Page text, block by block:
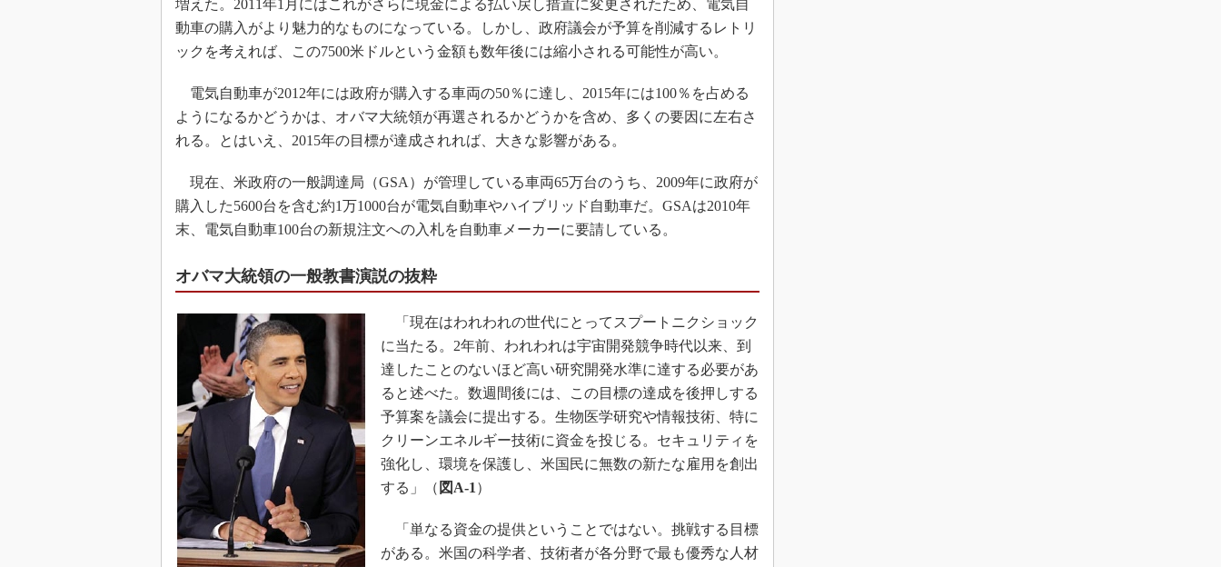
増えた。2011年1月にはこれがさらに現金による払い戻し措置に変更されたため、電気自
動車の購入がより魅力的なものになっている。しかし、政府議会が予算を削減するレトリ
ックを考えれば、この7500米ドルという金額も数年後には縮小される可能性が高い。
電気自動車が2012年には政府が購入する車両の50％に達し、2015年には100％を占める
ようになるかどうかは、オバマ大統領が再選されるかどうかを含め、多くの要因に左右さ
れる。とはいえ、2015年の目標が達成されれば、大きな影響がある。
現在、米政府の一般調達局（GSA）が管理している車両65万台のうち、2009年に政府が
購入した5600台を含む約1万1000台が電気自動車やハイブリッド自動車だ。GSAは2010年
末、電気自動車100台の新規注文への入札を自動車メーカーに要請している。
オバマ大統領の一般教書演説の抜粋
「現在はわれわれの世代にとってスプートニクショック
に当たる。2年前、われわれは宇宙開発競争時代以来、到
達したことのないほど高い研究開発水準に達する必要があ
ると述べた。数週間後には、この目標の達成を後押しする
予算案を議会に提出する。生物医学研究や情報技術、特に
クリーンエネルギー技術に資金を投じる。セキュリティを
強化し、環境を保護し、米国民に無数の新たな雇用を創出
する」（ 図A-1 ）
「単なる資金の提供ということではない。挑戦する目標
がある。米国の科学者、技術者が各分野で最も優秀な人材